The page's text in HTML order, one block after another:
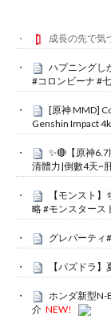
成長の先で気
ハプニングし
#コロンビーナ #
[原神 MMD]
Genshin Impact
✨🔴【原神
清體力|倒數4天~
【モンスト
略 #モンスター
グレパーティ
【パズドラ
ホンダ新型N-
介 NEW!